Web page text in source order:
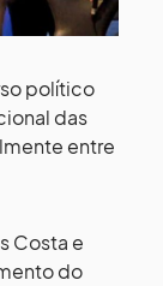
político
das
entre
Costa e
do